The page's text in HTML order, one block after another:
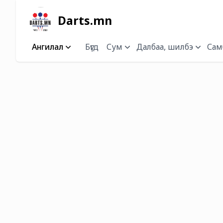
Darts.mn
Ангилал Бүгд Сум Далбаа, шилбэ